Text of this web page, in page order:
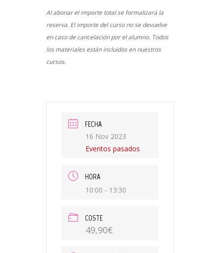
Al abonar el importe total se formalizará la
reserva. El importe del curso no se devuelve
en caso de cancelación por el alumno. Todos
los materiales están incluidos en nuestros
cursos.
FECHA
16 Nov 2023
Eventos pasados
HORA
10:00 - 13:30
COSTE
49,90€